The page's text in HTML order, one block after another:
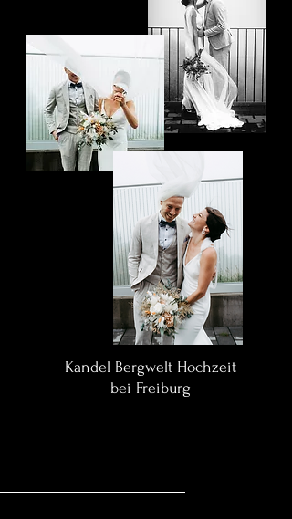
Kandel Bergwelt Hochzeit
bei Freiburg